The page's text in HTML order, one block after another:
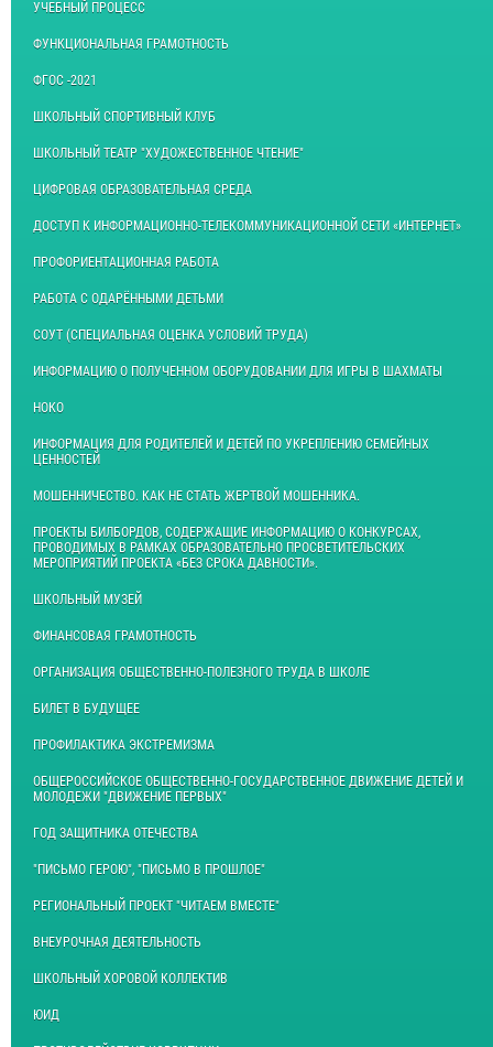
УЧЕБНЫЙ ПРОЦЕСС
ФУНКЦИОНАЛЬНАЯ ГРАМОТНОСТЬ
ФГОС -2021
ШКОЛЬНЫЙ СПОРТИВНЫЙ КЛУБ
ШКОЛЬНЫЙ ТЕАТР "ХУДОЖЕСТВЕННОЕ ЧТЕНИЕ"
ЦИФРОВАЯ ОБРАЗОВАТЕЛЬНАЯ СРЕДА
ДОСТУП К ИНФОРМАЦИОННО-ТЕЛЕКОММУНИКАЦИОННОЙ СЕТИ «ИНТЕРНЕТ»
ПРОФОРИЕНТАЦИОННАЯ РАБОТА
РАБОТА С ОДАРЁННЫМИ ДЕТЬМИ
СОУТ (СПЕЦИАЛЬНАЯ ОЦЕНКА УСЛОВИЙ ТРУДА)
ИНФОРМАЦИЮ О ПОЛУЧЕННОМ ОБОРУДОВАНИИ ДЛЯ ИГРЫ В ШАХМАТЫ
НОКО
ИНФОРМАЦИЯ ДЛЯ РОДИТЕЛЕЙ И ДЕТЕЙ ПО УКРЕПЛЕНИЮ СЕМЕЙНЫХ
ЦЕННОСТЕЙ
МОШЕННИЧЕСТВО. КАК НЕ СТАТЬ ЖЕРТВОЙ МОШЕННИКА.
ПРОЕКТЫ БИЛБОРДОВ, СОДЕРЖАЩИЕ ИНФОРМАЦИЮ О КОНКУРСАХ,
ПРОВОДИМЫХ В РАМКАХ ОБРАЗОВАТЕЛЬНО ПРОСВЕТИТЕЛЬСКИХ
МЕРОПРИЯТИЙ ПРОЕКТА «БЕЗ СРОКА ДАВНОСТИ».
ШКОЛЬНЫЙ МУЗЕЙ
ФИНАНСОВАЯ ГРАМОТНОСТЬ
ОРГАНИЗАЦИЯ ОБЩЕСТВЕННО-ПОЛЕЗНОГО ТРУДА В ШКОЛЕ
БИЛЕТ В БУДУЩЕЕ
ПРОФИЛАКТИКА ЭКСТРЕМИЗМА
ОБЩЕРОССИЙСКОЕ ОБЩЕСТВЕННО-ГОСУДАРСТВЕННОЕ ДВИЖЕНИЕ ДЕТЕЙ И
МОЛОДЕЖИ "ДВИЖЕНИЕ ПЕРВЫХ"
ГОД ЗАЩИТНИКА ОТЕЧЕСТВА
"ПИСЬМО ГЕРОЮ", "ПИСЬМО В ПРОШЛОЕ"
РЕГИОНАЛЬНЫЙ ПРОЕКТ "ЧИТАЕМ ВМЕСТЕ"
ВНЕУРОЧНАЯ ДЕЯТЕЛЬНОСТЬ
ШКОЛЬНЫЙ ХОРОВОЙ КОЛЛЕКТИВ
ЮИД